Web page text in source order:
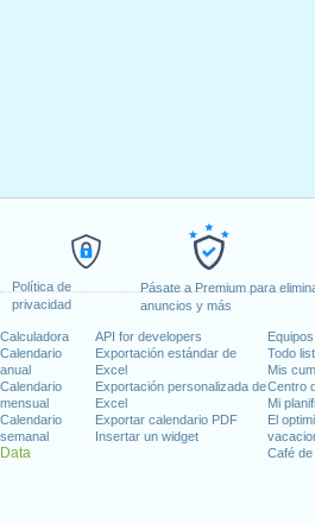
Política de
privacidad
Pásate a Premium para
anuncios y más
Calculadora
Calendario
anual
Calendario
mensual
Calendario
semanal
Data
API for developers
Exportación estándar de
Excel
Exportación personalizada de
Excel
Exportar calendario PDF
Insertar un widget
Equipos
Todo list
Mis
Centro
Mi
El
Café